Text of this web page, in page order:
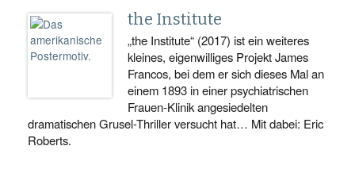
the Institute
„the Institute“ (2017) ist ein weiteres
kleines, eigenwilliges Projekt James
Francos, bei dem er sich dieses Mal an
einem 1893 in einer psychiatrischen
Frauen-Klinik angesiedelten
dramatischen Grusel-Thriller versucht hat… Mit dabei: Eric
Roberts.